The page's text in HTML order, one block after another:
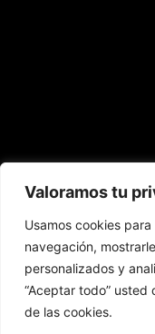
Valoramos tu
Usamos cookies
navegación,
personalizados y
“Aceptar todo” usted
de las cookies.